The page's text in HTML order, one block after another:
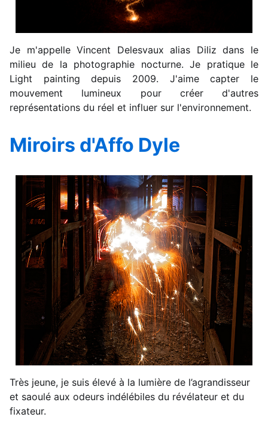
Je m'appelle Vincent Delesvaux alias Diliz dans le
milieu de la photographie nocturne. Je pratique le
Light painting depuis 2009. J'aime capter le
mouvement lumineux pour créer d'autres
représentations du réel et influer sur l'environnement.
Miroirs d'Affo Dyle
Très jeune, je suis élevé à la lumière de l’agrandisseur
et saoulé aux odeurs indélébiles du révélateur et du
fixateur.